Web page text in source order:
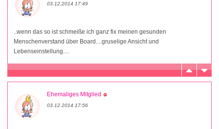
03.12.2014 17:49
..wenn das so ist schmeiße ich ganz fix meinen gesunden
Menschenverstand über Board....gruselige Ansicht und
Lebenseinstellung....
Ehemaliges Mitglied
03.12.2014 17:56